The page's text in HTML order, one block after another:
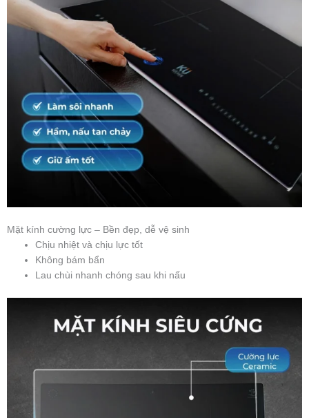
Mặt kính cường lực – Bền đẹp, dễ vệ sinh
Chịu nhiệt và chịu lực tốt
Không bám bẩn
Lau chùi nhanh chóng sau khi nấu